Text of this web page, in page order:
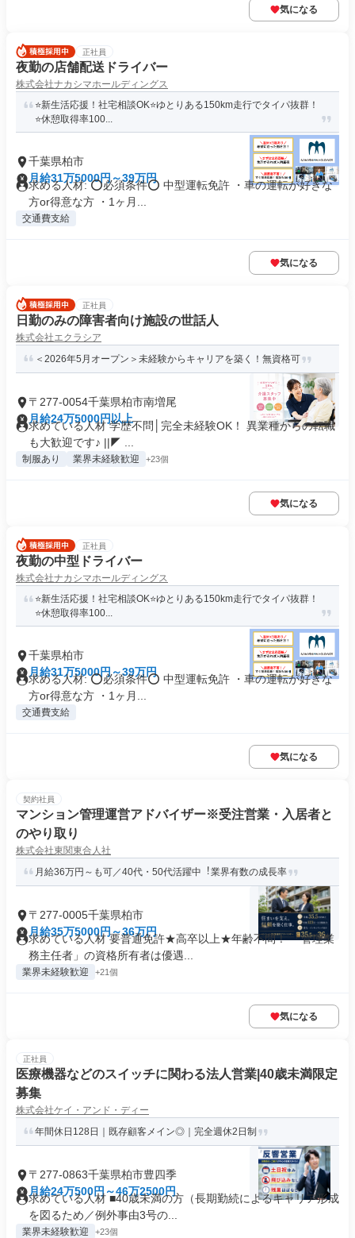
気になる
正社員
夜勤の店舗配送ドライバー
株式会社ナカシマホールディングス
⭐️新生活応援！社宅相談OK⭐️ゆとりある150km走行でタイパ抜群！
⭐️休憩取得率100...
千葉県柏市
月給31万5000円～39万円
求める人材: ⭕必須条件⭕ 中型運転免許 ・車の運転が好きな
方or得意な方 ・1ヶ月...
交通費支給
気になる
正社員
日勤のみの障害者向け施設の世話人
株式会社エクラシア
＜2026年5月オープン＞未経験からキャリアを築く！無資格可
〒277-0054千葉県柏市南増尾
月給24万5000円以上
求めている人材 学歴不問│完全未経験OK！ 異業種からの転職
も大歓迎です♪ ||◤ ...
制服あり 業界未経験歓迎 +23個
気になる
正社員
夜勤の中型ドライバー
株式会社ナカシマホールディングス
⭐️新生活応援！社宅相談OK⭐️ゆとりある150km走行でタイパ抜群！
⭐️休憩取得率100...
千葉県柏市
月給31万5000円～39万円
求める人材: ⭕必須条件⭕ 中型運転免許 ・車の運転が好きな
方or得意な方 ・1ヶ月...
交通費支給
気になる
契約社員
マンション管理運営アドバイザー※受注営業・入居者と
のやり取り
株式会社東関東合人社
月給36万円～も可／40代・50代活躍中︕業界有数の成長率
〒277-0005千葉県柏市
月給35万5000円～36万円
求めている人材 要普通免許★高卒以上★年齢不問！ 「管理業
務主任者」の資格所有者は優遇...
業界未経験歓迎 +21個
気になる
正社員
医療機器などのスイッチに関わる法人営業|40歳未満限定
募集
株式会社ケイ・アンド・ディー
年間休日128日｜既存顧客メイン◎｜完全週休2日制
〒277-0863千葉県柏市豊四季
月給24万500円～46万2500円
求めている人材 ■40歳未満の方（長期勤続によるキャリア形成
を図るため／例外事由3号の...
業界未経験歓迎 +23個